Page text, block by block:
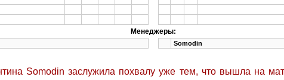
Менеджеры:
Somodin
Somodin заслужила похвалу уже тем, что вышла на